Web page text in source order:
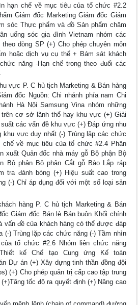
hạn chế về mục tiêu của tổ chức #2.2
Giám đốc Marketing Giám đốc Giám
sóc Thực phẩm và đồ Sản phẩm chăm
uống sóc gia đình Vietnam nhóm các
dòng SP (+) Cho phép chuyên môn
hoặc dịch vụ cụ thể + Bám sát khách
năng -Hạn chế trong theo đuổi các
vực P. C hủ tịch Marketing & Bán hàng
đốc Nguồn: Chi nhánh phía nam Chi
Hà Nội Samsung Vina nhóm những
cơ sở lãnh thổ hay khu vực (+) Giải
các vấn đề khu vực (+) Đáp ứng nhu
vực duy nhất (-) Trùng lặp các chức
chế về mục tiêu của tổ chức #2.4 Phân
xuất Quản đốc nhà máy gỗ Bộ phận Bộ
Bộ phận Bộ phận Cắt gỗ Bào Lắp ráp
tra đánh bóng (+) Hiệu suất cao trong
(-) Chỉ áp dụng đối với một số loại sản
hàng P. C hủ tịch Marketing & Bán
Giám đốc Bán lẻ Bán buôn Khối chính
vấn đề của khách hàng có thể được đáp
(-) Trùng lặp các chức năng (-) Tầm nhìn
tổ chức #2.6 Nhóm liên chức năng
Thiết kế Chế tạo Cung ứng Kế toán
Dự án (+) Xây dựng tinh thần đồng đội
(+) Cho phép quản trị cấp cao tập trung
tốc độ ra quyết định (+) Nâng cao